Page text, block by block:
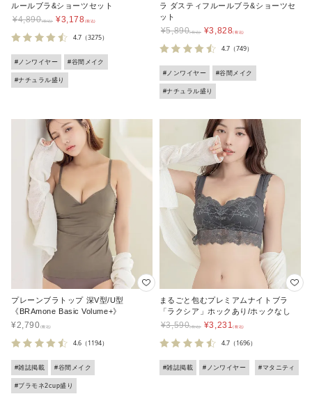
ルールブラ&ショーツセット
¥4,890 ¥3,178
4.7 （3275）
#ノンワイヤー #谷間メイク
#ナチュラル盛り
ラ ダスティフルールブラ&ショーツセ
ット
¥5,890 ¥3,828
4.7（749）
#ノンワイヤー #谷間メイク
#ナチュラル盛り
プレーンブラトップ 深V型/U型
《BRAmone Basic Volume+》
¥2,790
4.6 （1194）
#雑誌掲載 #谷間メイク
#ブラモネ2cup盛り
まるごと包むプレミアムナイトブラ
「ラクシア」ホックあり/ホックなし
¥3,590 ¥3,231
4.7（1696）
#雑誌掲載 #ノンワイヤー #マタニティ